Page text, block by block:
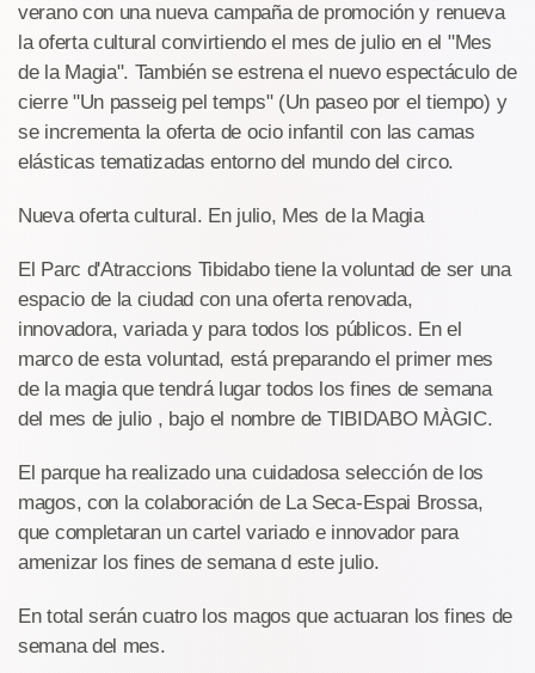
verano con una nueva campaña de promoción y renueva
la oferta cultural convirtiendo el mes de julio en el "Mes
de la Magia". También se estrena el nuevo espectáculo de
cierre "Un passeig pel temps" (Un paseo por el tiempo) y
se incrementa la oferta de ocio infantil con las camas
elásticas tematizadas entorno del mundo del circo.
Nueva oferta cultural. En julio, Mes de la Magia
El Parc d'Atraccions Tibidabo tiene la voluntad de ser una
espacio de la ciudad con una oferta renovada,
innovadora, variada y para todos los públicos. En el
marco de esta voluntad, está preparando el primer mes
de la magia que tendrá lugar todos los fines de semana
del mes de julio , bajo el nombre de TIBIDABO MÀGIC.
El parque ha realizado una cuidadosa selección de los
magos, con la colaboración de La Seca-Espai Brossa,
que completaran un cartel variado e innovador para
amenizar los fines de semana d este julio.
En total serán cuatro los magos que actuaran los fines de
semana del mes.